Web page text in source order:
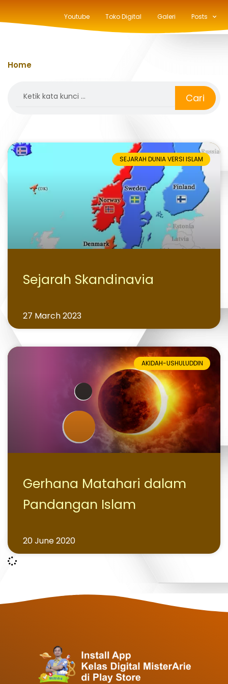
Youtube Toko Digital Galeri Posts
Home
Cari
SEJARAH DUNIA VERSI ISLAM
Sejarah Skandinavia
27 March 2023
AKIDAH-USHULUDDIN
Gerhana Matahari dalam
Pandangan Islam
20 June 2020